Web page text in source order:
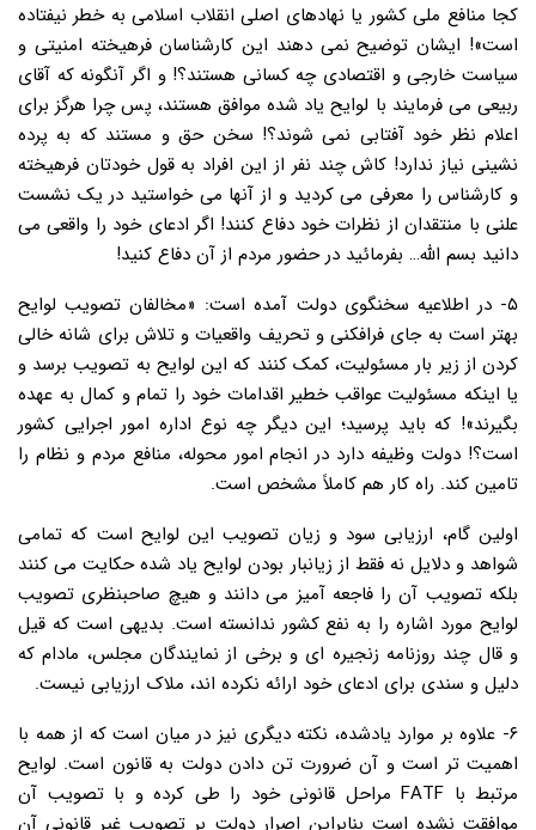
کجا منافع ملی کشور یا نهادهای اصلی انقلاب اسلامی به خطر نیفتاده
است»! ایشان توضیح نمی دهند این کارشناسان فرهیخته امنیتی و
سیاست خارجی و اقتصادی چه کسانی هستند؟! و اگر آنگونه که آقای
ربیعی می فرمایند با لوایح یاد شده موافق هستند، پس چرا هرگز برای
اعلام نظر خود آفتابی نمی شوند؟! سخن حق و مستند که به پرده
نشینی نیاز ندارد! کاش چند نفر از این افراد به قول خودتان فرهیخته
و کارشناس را معرفی می کردید و از آنها می خواستید در یک نشست
علنی با منتقدان از نظرات خود دفاع کنند! اگر ادعای خود را واقعی می
دانید بسم الله… بفرمائید در حضور مردم از آن دفاع کنید!
۵- در اطلاعیه سخنگوی دولت آمده است: «مخالفان تصویب لوایح
بهتر است به جای فرافکنی و تحریف واقعیات و تلاش برای شانه خالی
کردن از زیر بار مسئولیت، کمک کنند که این لوایح به تصویب برسد و
یا اینکه مسئولیت عواقب خطیر اقدامات خود را تمام و کمال به عهده
بگیرند»! که باید پرسید؛ این دیگر چه نوع اداره امور اجرایی کشور
است؟! دولت وظیفه دارد در انجام امور محوله، منافع مردم و نظام را
تامین کند. راه کار هم کاملاً مشخص است.
اولین گام، ارزیابی سود و زیان تصویب این لوایح است که تمامی
شواهد و دلایل نه فقط از زیانبار بودن لوایح یاد شده حکایت می کنند
بلکه تصویب آن را فاجعه آمیز می دانند و هیچ صاحبنظری تصویب
لوایح مورد اشاره را به نفع کشور ندانسته است. بدیهی است که قیل
و قال چند روزنامه زنجیره ای و برخی از نمایندگان مجلس، مادام که
دلیل و سندی برای ادعای خود ارائه نکرده اند، ملاک ارزیابی نیست.
۶- علاوه بر موارد یادشده، نکته دیگری نیز در میان است که از همه با
اهمیت تر است و آن ضرورت تن دادن دولت به قانون است. لوایح
مرتبط با FATF مراحل قانونی خود را طی کرده و با تصویب آن
موافقت نشده است بنابراین اصرار دولت بر تصویب غیر قانونی آن